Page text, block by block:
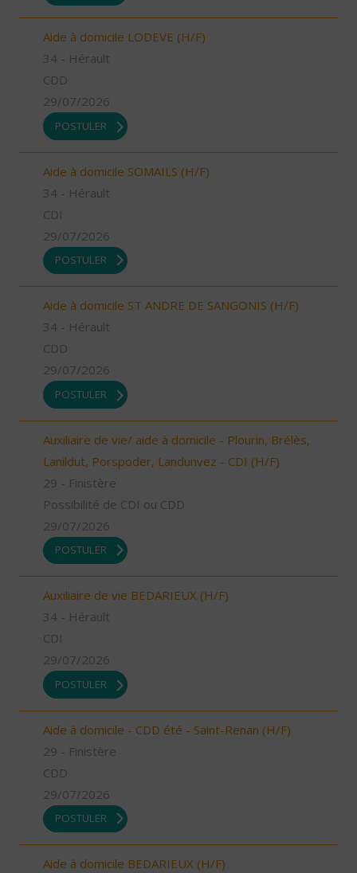
Aide à domicile LODEVE (H/F)
34 - Hérault
CDD
29/07/2026
POSTULER
Aide à domicile SOMAILS (H/F)
34 - Hérault
CDI
29/07/2026
POSTULER
Aide à domicile ST ANDRE DE SANGONIS (H/F)
34 - Hérault
CDD
29/07/2026
POSTULER
Auxiliaire de vie/ aide à domicile - Plourin, Brélès,
Lanildut, Porspoder, Landunvez - CDI (H/F)
29 - Finistère
Possibilité de CDI ou CDD
29/07/2026
POSTULER
Auxiliaire de vie BEDARIEUX (H/F)
34 - Hérault
CDI
29/07/2026
POSTULER
Aide à domicile - CDD été - Saint-Renan (H/F)
29 - Finistère
CDD
29/07/2026
POSTULER
Aide à domicile BEDARIEUX (H/F)